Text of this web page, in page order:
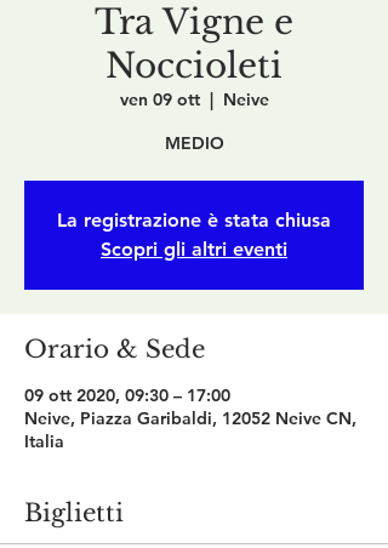
Tra Vigne e
Noccioleti
ven 09 ott
  |
Neive
MEDIO
La registrazione è stata chiusa
Scopri gli altri eventi
Orario & Sede
09 ott 2020, 09:30 – 17:00
Neive, Piazza Garibaldi, 12052 Neive CN,
Italia
Biglietti